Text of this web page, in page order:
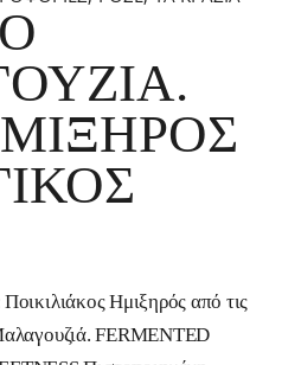
Ημιξηρός από τις
FERMENTED